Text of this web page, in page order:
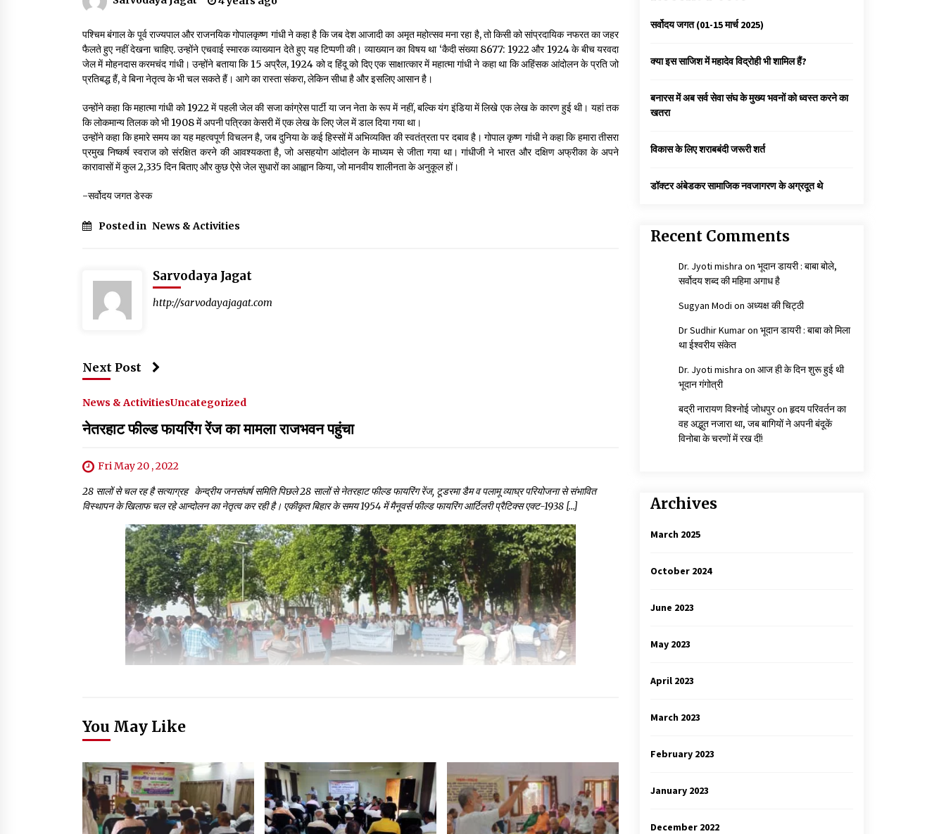
गांधी के रास्ते ही वैश्विक समस्याओं का समाधान सम्भव
3 years ago
पीवी राजगोपाल को जापान का निवानो शांति पुरस्कार कैसे बचायें बच्चों का मन?
राष्ट्रीय आन्दोलन में भाषाओं की भूमिका पर एक जरूरी
दस्तावेज
3 years ago
चाहिए
3 years ago
पश्चिम बंगाल के पूर्व राज्यपाल और राजनयिक गोपालकृष्ण गांधी ने कहा है कि जब देश आजादी का अमृत महोत्सव मना रहा है, तो किसी को सांप्रदायिक नफरत का जहर
फैलते हुए नहीं देखना चाहिए. उन्होंने एचवाई स्मारक व्याख्यान देते हुए यह टिप्पणी की। व्याख्यान का विषय था ‘कैदी संख्या 8677: 1922 और 1924 के बीच यरवदा
जेल में मोहनदास करमचंद गांधी। उन्होंने बताया कि 15 अप्रैल, 1924 को द हिंदू को दिए एक साक्षात्कार में महात्मा गांधी ने कहा था कि अहिंसक आंदोलन के प्रति जो
प्रतिबद्ध हैं, वे बिना नेतृत्व के भी चल सकते हैं। आगे का रास्ता संकरा, लेकिन सीधा है और इसलिए आसान है।
उन्होंने कहा कि महात्मा गांधी को 1922 में पहली जेल की सजा कांग्रेस पार्टी या जन नेता के रूप में नहीं, बल्कि यंग इंडिया में लिखे एक लेख के कारण हुई थी। यहां तक
कि लोकमान्य तिलक को भी 1908 में अपनी पत्रिका केसरी में एक लेख के लिए जेल में डाल दिया गया था।
उन्होंने कहा कि हमारे समय का यह महत्वपूर्ण विचलन है, जब दुनिया के कई हिस्सों में अभिव्यक्ति की स्वतंत्रता पर दबाव है। गोपाल कृष्ण गांधी ने कहा कि हमारा तीसरा
प्रमुख निष्कर्ष स्वराज को संरक्षित करने की आवश्यकता है, जो असहयोग आंदोलन के माध्यम से जीता गया था। गांधीजी ने भारत और दक्षिण अफ्रीका के अपने
कारावासों में कुल 2,335 दिन बिताए और कुछ ऐसे जेल सुधारों का आह्वान किया, जो मानवीय शालीनता के अनुकूल हों।
-सर्वोदय जगत डेस्क
Posted in News & Activities
Sarvodaya Jagat
http://sarvodayajagat.com
Next Post
News & ActivitiesUncategorized
नेतरहाट फील्ड फायरिंग रेंज का मामला राजभवन पहुंचा
Fri May 20 , 2022
28 सालों से चल रह है सत्याग्रह केन्द्रीय जनसंघर्ष समिति पिछले 28 सालों से नेतरहाट फील्ड फायरिंग रेंज, टूडरमा डैम व पलामू व्याघ्र परियोजना से संभावित
विस्थापन के खिलाफ चल रहे आन्दोलन का नेतृत्व कर रही है। एकीकृत बिहार के समय 1954 में मैनूवर्स फील्ड फायरिंग आर्टिलरी प्रैटिक्स एक्ट-1938 […]
You May Like
सर्वोदय जगत (01-15 मार्च 2025)
क्या इस साजिश में महादेव विद्रोही भी शामिल हैं?
बनारस में अब सर्व सेवा संघ के मुख्य भवनों को ध्वस्त करने का
खतरा
विकास के लिए शराबबंदी जरूरी शर्त
डॉक्टर अंबेडकर सामाजिक नवजागरण के अग्रदूत थे
Recent Comments
Dr. Jyoti mishra on भूदान डायरी : बाबा बोले,
सर्वोदय शब्द की महिमा अगाध है
Sugyan Modi on अध्यक्ष की चिट्ठी
Dr Sudhir Kumaron भूदान डायरी : बाबा को मिला
था ईश्वरीय संकेत
Dr. Jyoti mishra on आज ही के दिन शुरू हुई थी
भूदान गंगोत्री
बद्री नारायण विश्नोई जोधपुरon हृदय परिवर्तन का
वह अद्भुत नजारा था, जब बागियों ने अपनी बंदूकें
विनोबा के चरणों में रख दीं!
Archives
March 2025
October 2024
June 2023
May 2023
April 2023
March 2023
February 2023
January 2023
December 2022